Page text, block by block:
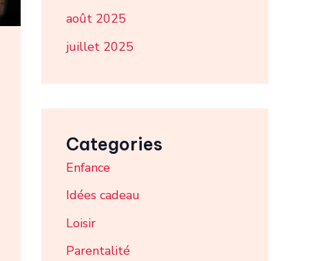
août 2025
juillet 2025
Categories
Enfance
Idées cadeau
Loisir
Parentalité